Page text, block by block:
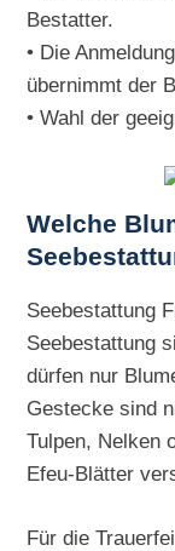
Bestatter.
• Die
übernimmt der
• Wahl der
Welche
Seebestattung
Seebestattung
dürfen nur
Gestecke sind
Tulpen, Nelken
Efeu-Blätter
Für die